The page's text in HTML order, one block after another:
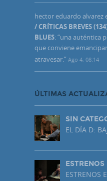
hector eduardo alvarez
/ CRÍTICAS BREVES
BLUES: “una auténtica
que conviene
atravesar.” Ago 4, 08:14
ÚLTIMAS
SIN
EL DÍA D:
ESTRENOS
ESTRENOS